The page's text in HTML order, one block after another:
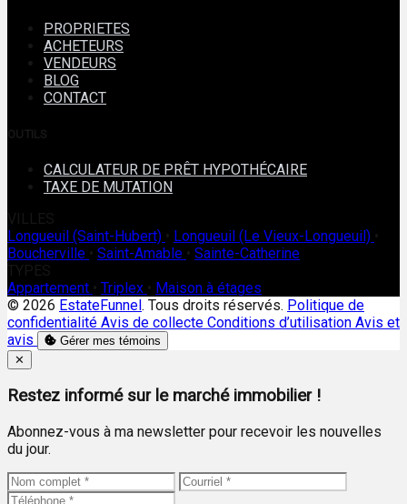
PROPRIETES
ACHETEURS
VENDEURS
BLOG
CONTACT
CALCULATEUR DE PRÊT HYPOTHÉCAIRE
TAXE DE MUTATION
Longueuil (Saint-Hubert)
Longueuil (Le Vieux-Longueuil)
Boucherville
Saint-Amable
Sainte-Catherine
Appartement
Triplex
Maison à étages
© 2026 EstateFunnel. Tous droits réservés. Politique de
confidentialité Avis de collecte Conditions d’utilisation Avis et
avis
Gérer mes témoins
Close
✕
Restez informé sur le marché immobilier !
Abonnez-vous à ma newsletter pour recevoir les nouvelles
du jour.